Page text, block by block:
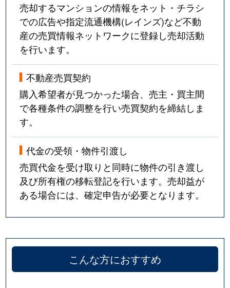
売却するマンションの情報をネット・チラシ
での広告や指定流通機構(レインズ)など不動
産の売買情報ネットワークに登録し売却活動
を行います。
不動産売買契約
購入希望者が見つかった場合、売主・買主間
で各種条件の調整を行い売買契約を締結しま
す。
代金の受領・物件引渡し
売買代金を受け取りと同時に物件の引き渡し
及び所有権の移転登記を行います。売却益が
ある場合には、確定申告が必要となります。
こんな方におすすめ